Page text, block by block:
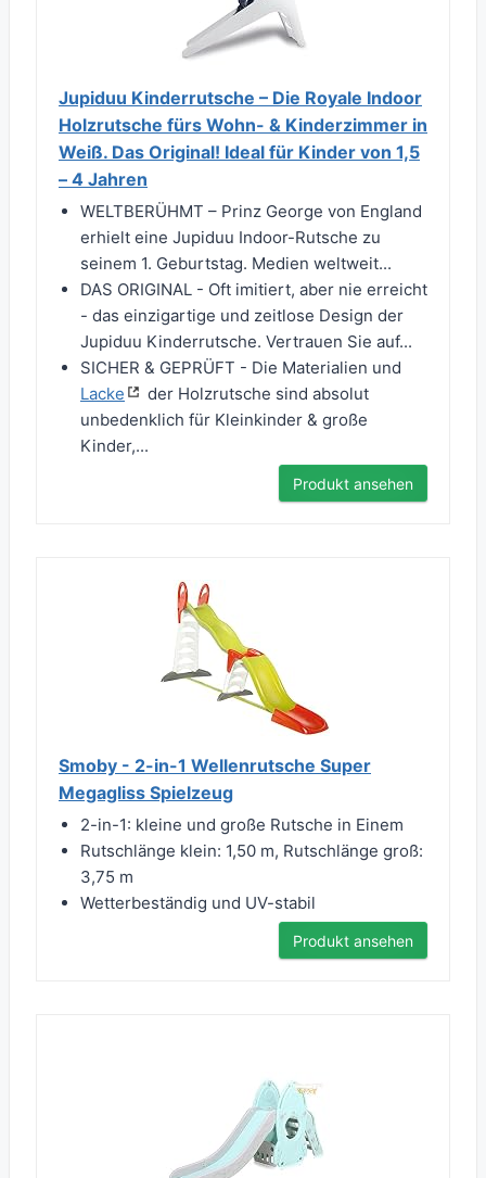
Jupiduu Kinderrutsche – Die Royale Indoor
Holzrutsche fürs Wohn- & Kinderzimmer in
Weiß. Das Original! Ideal für Kinder von 1,5
– 4 Jahren
WELTBERÜHMT – Prinz George von England
erhielt eine Jupiduu Indoor-Rutsche zu
seinem 1. Geburtstag. Medien weltweit...
DAS ORIGINAL - Oft imitiert, aber nie erreicht
- das einzigartige und zeitlose Design der
Jupiduu Kinderrutsche. Vertrauen Sie auf...
SICHER & GEPRÜFT - Die Materialien und
Lacke
der Holzrutsche sind absolut
unbedenklich für Kleinkinder & große
Kinder,...
Produkt ansehen
Smoby - 2-in-1 Wellenrutsche Super
Megagliss Spielzeug
2-in-1: kleine und große Rutsche in Einem
Rutschlänge klein: 1,50 m, Rutschlänge groß:
3,75 m
Wetterbeständig und UV-stabil
Produkt ansehen